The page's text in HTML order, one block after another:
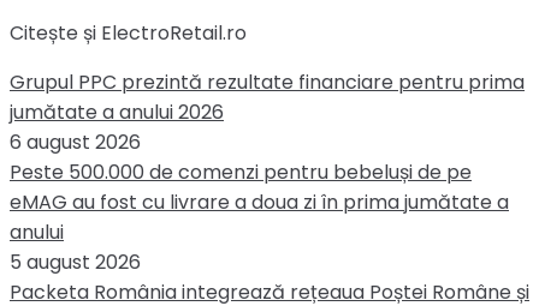
Citește și ElectroRetail.ro
Grupul PPC prezintă rezultate financiare pentru prima
jumătate a anului 2026
6 august 2026
Peste 500.000 de comenzi pentru bebeluși de pe
eMAG au fost cu livrare a doua zi în prima jumătate a
anului
5 august 2026
Packeta România integrează rețeaua Poștei Române și